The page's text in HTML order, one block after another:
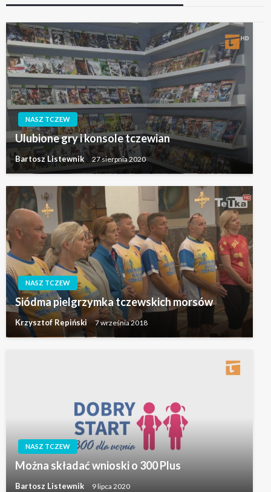
NASZ TCZEW
Ulubione gry i konsole tczewian
Bartosz Listewnik 27 sierpnia 2020
NASZ TCZEW
Siódma pielgrzymka tczewskich morsów
Krzysztof Repiński 7 września 2018
NASZ TCZEW
Można składać wnioski o 300 Plus
Bartosz Listewnik 9 lipca 2020